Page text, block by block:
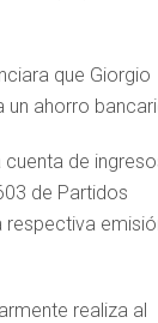
que Giorgio
un ahorro
de
de Partidos
realiza al